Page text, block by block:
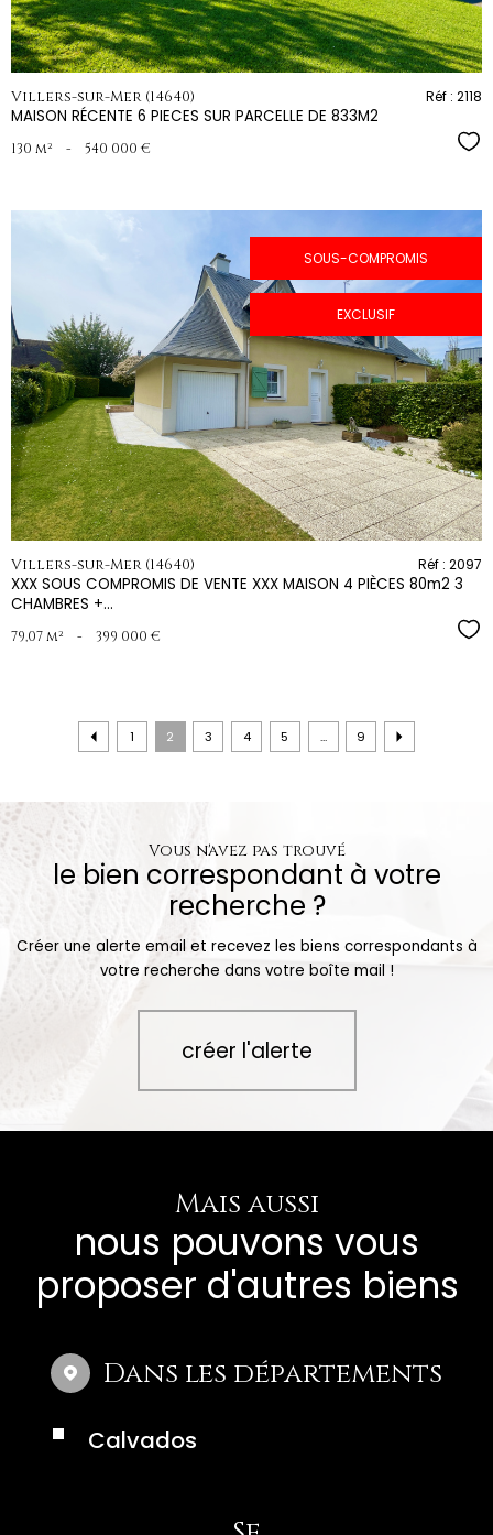
Villers-sur-Mer (14640)
MAISON RÉCENTE 6 PIECES SUR PARCELLE DE 833M2
Réf : 2118
130 m² - 540 000 €
SOUS-COMPROMIS
EXCLUSIF
voir le
bien
Villers-sur-Mer (14640)
XXX SOUS COMPROMIS DE VENTE XXX MAISON 4 PIÈCES 80m2 3
CHAMBRES +...
Réf : 2097
79,07 m² - 399 000 €
1 2 3 4 5 ... 9
Vous n'avez pas trouvé
le bien correspondant à votre
recherche ?
Créer une alerte email et recevez les biens correspondants à
votre recherche dans votre boîte mail !
créer l'alerte
Mais aussi
nous pouvons vous
proposer d'autres biens
Dans les départements
Calvados